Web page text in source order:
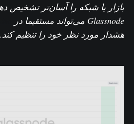
بازار یا شبکه را آسان‌تر تشخیص
Glassnode می‌تواند
مستقیما در
هشدار مورد نظر خود را تنظیم کند.